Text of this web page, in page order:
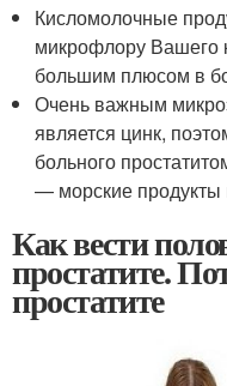
Кисломолочные
микрофлору Вашего
большим плюсом в
Очень важным
является цинк,
больного
— морские
Как вести
простатите.
простатите